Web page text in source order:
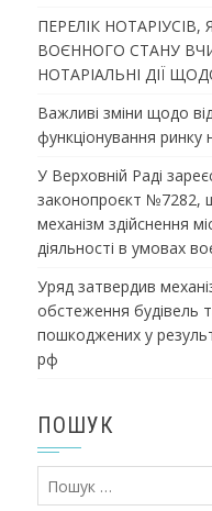
ПЕРЕЛІК
ВОЄННОГО СТАНУ
НОТАРІАЛЬНІ ДІЇ
Важливі зміни щодо
функціонування ринку
У Верховній Раді
законопроєкт №7282,
механізм здійснення
діяльності в умовах
Уряд затвердив
обстеження будівель
пошкоджених у
рф
ПОШУК
Пошук: